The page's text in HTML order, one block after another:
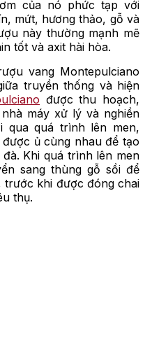
của nó phức tạp với
mứt, hương thảo, gỗ và
này thường mạnh mẽ
tốt và axit hài hòa.
vang Montepulciano
truyền thống và hiện
được thu hoạch,
máy xử lý và nghiền
qua quá trình lên men,
ủ cùng nhau để tạo
Khi quá trình lên men
sang thùng gỗ sồi để
trước khi được đóng chai
thụ.